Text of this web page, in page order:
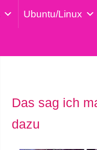
Ubuntu/Linux
Das sag ich
dazu